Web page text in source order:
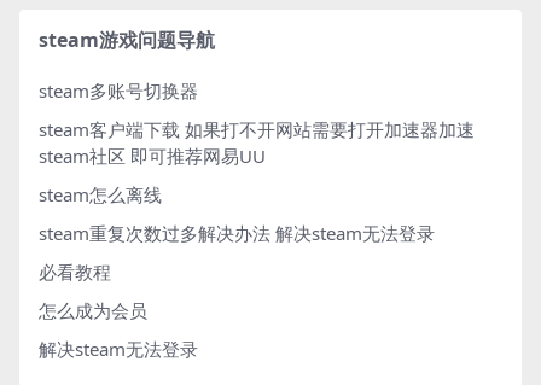
steam游戏问题导航
steam多账号切换器
steam客户端下载 如果打不开网站需要打开加速器加速
steam社区 即可推荐网易UU
steam怎么离线
steam重复次数过多解决办法 解决steam无法登录
必看教程
怎么成为会员
解决steam无法登录